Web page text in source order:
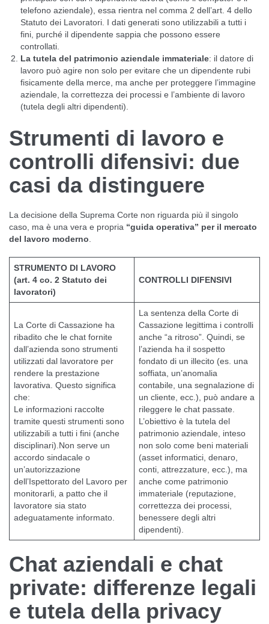
telefono aziendale), essa rientra nel comma 2 dell’art. 4 dello
Statuto dei Lavoratori. I dati generati sono utilizzabili a tutti i
fini, purché il dipendente sappia che possono essere
controllati.
La tutela del patrimonio aziendale immateriale: il datore di
lavoro può agire non solo per evitare che un dipendente rubi
fisicamente della merce, ma anche per proteggere l’immagine
aziendale, la correttezza dei processi e l’ambiente di lavoro
(tutela degli altri dipendenti).
Strumenti di lavoro e
controlli difensivi: due
casi da distinguere
La decisione della Suprema Corte non riguarda più il singolo
caso, ma è una vera e propria “guida operativa” per il mercato
del lavoro moderno
STRUMENTO DI LAVORO
(art. 4 co. 2 Statuto dei
lavoratori)
CONTROLLI DIFENSIVI
La Corte di Cassazione ha
ribadito che le chat fornite
dall’azienda sono strumenti
utilizzati dal lavoratore per
rendere la prestazione
lavorativa. Questo significa
che:
Le informazioni raccolte
tramite questi strumenti sono
utilizzabili a tutti i fini (anche
disciplinari).Non serve un
accordo sindacale o
un’autorizzazione
dell’Ispettorato del Lavoro per
monitorarli, a patto che il
lavoratore sia stato
adeguatamente informato.
La sentenza della Corte di
Cassazione legittima i controlli
anche “a ritroso”. Quindi, se
l’azienda ha il sospetto
fondato di un illecito (es. una
soffiata, un’anomalia
contabile, una segnalazione di
un cliente, ecc.), può andare a
rileggere le chat passate.
L’obiettivo è la tutela del
patrimonio aziendale, inteso
non solo come beni materiali
(asset informatici, denaro,
conti, attrezzature, ecc.), ma
anche come patrimonio
immateriale (reputazione,
correttezza dei processi,
benessere degli altri
dipendenti).
Chat aziendali e chat
private: differenze legali
e tutela della privacy